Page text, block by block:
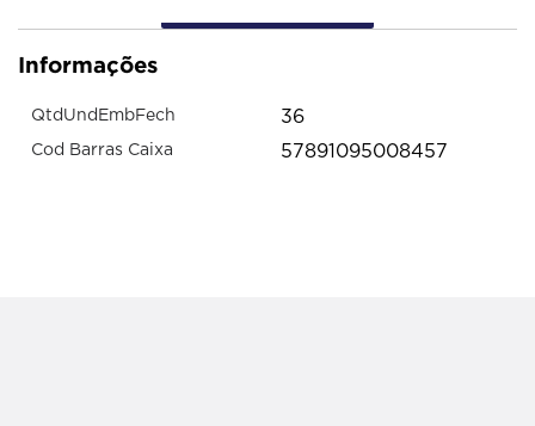
Informações
QtdUndEmbFech 36
Cod Barras Caixa 57891095008457